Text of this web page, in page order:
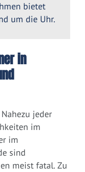
bietet
um die Uhr.
in
jeder
im
im
sind
meist fatal. Zu